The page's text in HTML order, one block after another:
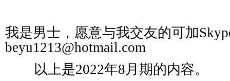
我是男士，愿意与我交友的可加
beyu1213@hotmail.com
以上是2022年8月期的内容。